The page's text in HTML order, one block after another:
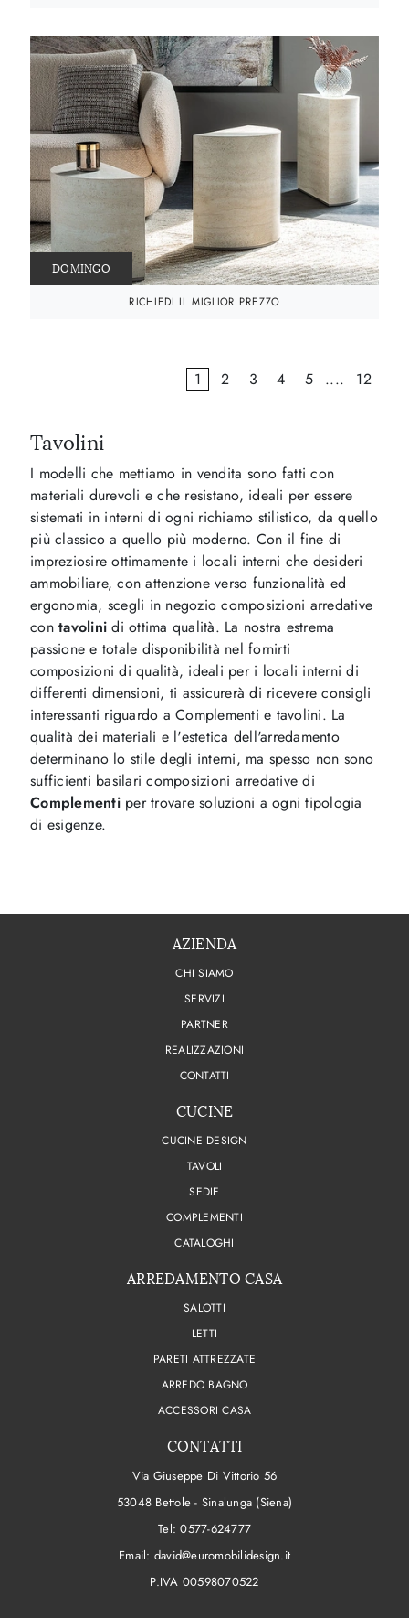
DOMINGO
RICHIEDI IL MIGLIOR PREZZO
1 2 3 4 5 .... 12
Tavolini
I modelli che mettiamo in vendita sono fatti con
materiali durevoli e che resistano, ideali per essere
sistemati in interni di ogni richiamo stilistico, da quello
più classico a quello più moderno. Con il fine di
impreziosire ottimamente i locali interni che desideri
ammobiliare, con attenzione verso funzionalità ed
ergonomia, scegli in negozio composizioni arredative
contavolini di ottima qualità. La nostra estrema
passione e totale disponibilità nel fornirti
composizioni di qualità, ideali per i locali interni di
differenti dimensioni, ti assicurerà di ricevere consigli
interessanti riguardo a Complementi e tavolini. La
qualità dei materiali e l'estetica dell'arredamento
determinano lo stile degli interni, ma spesso non sono
sufficienti basilari composizioni arredative di
Complementiper trovare soluzioni a ogni tipologia
di esigenze.
AZIENDA
CHI SIAMO
SERVIZI
PARTNER
REALIZZAZIONI
CONTATTI
CUCINE
CUCINE DESIGN
TAVOLI
SEDIE
COMPLEMENTI
CATALOGHI
ARREDAMENTO CASA
SALOTTI
LETTI
PARETI ATTREZZATE
ARREDO BAGNO
ACCESSORI CASA
CONTATTI
Via Giuseppe Di Vittorio 56
53048 Bettole - Sinalunga (Siena)
Tel:0577-624777
Email: david@euromobilidesign.it
P.IVA 00598070522